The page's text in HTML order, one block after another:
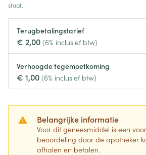
staat.
Terugbetalingstarief
€ 2,00 (6% inclusief btw)
Verhoogde tegemoetkoming
€ 1,00 (6% inclusief btw)
Belangrijke informatie
Voor dit geneesmiddel is een
beoordeling door de apotheker
afhalen en betalen.